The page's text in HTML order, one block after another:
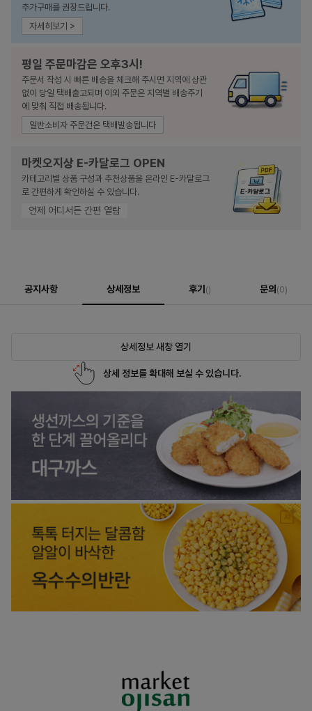
추가구매를 권장드립니다.
자세히보기 >
평일 주문마감은 오후3시!
주문서 작성 시 빠른 배송을 체크해 주시면 지역에 상관
없이 당일 택배출고되며 이외 주문은 지역별 배송주기
에 맞춰 직접 배송됩니다.
일반소비자 주문건은 택배발송됩니다
마켓오지상 E-카달로그 OPEN
카테고리별 상품 구성과 추천상품을 온라인 E-카달로그
로 간편하게 확인하실 수 있습니다.
언제 어디서든 간편 열람
공지사항 상세정보 후기 () 문의 (0)
상세정보 새창 열기
상세 정보를 확대해 보실 수 있습니다.